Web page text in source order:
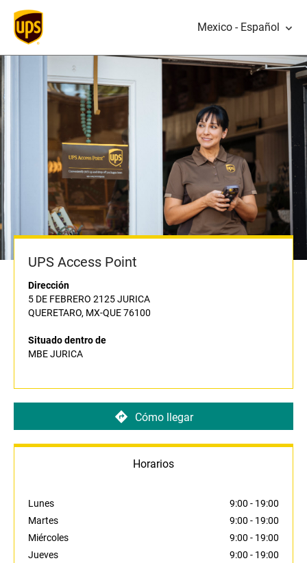
Mexico - Español
UPS Access Point
Dirección
5 DE FEBRERO 2125 JURICA
QUERETARO, MX-QUE 76100
Situado dentro de
MBE JURICA
Cómo llegar
Horarios
Lunes 9:00 - 19:00
Martes
9:00 - 19:00
Miércoles
9:00 - 19:00
Jueves
9:00 - 19:00